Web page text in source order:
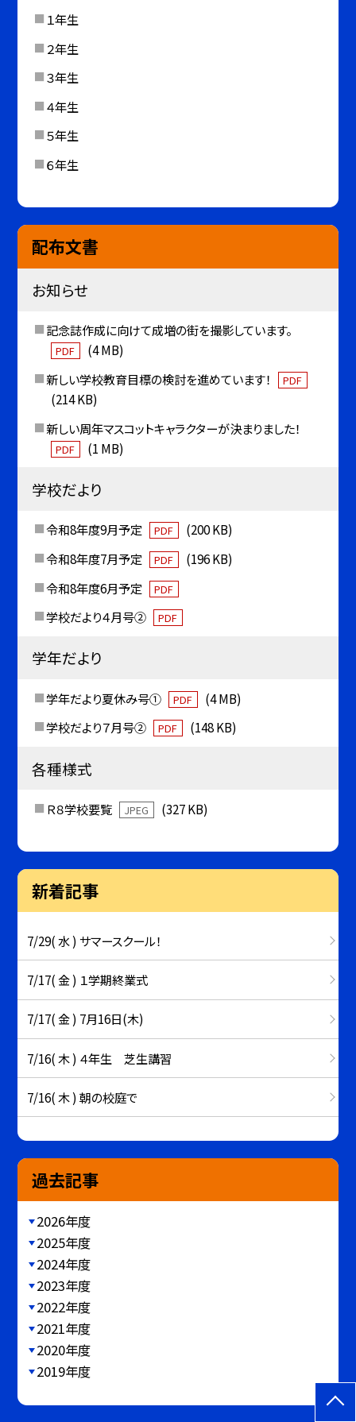
１年生
２年生
３年生
４年生
５年生
６年生
配布文書
お知らせ
記念誌作成に向けて成増の街を撮影しています。
PDF
(4 MB)
新しい学校教育目標の検討を進めています！
PDF
(214 KB)
新しい周年マスコットキャラクターが決まりました！
PDF (1 MB)
学校だより
令和8年度9月予定 PDF
(200 KB)
令和8年度7月予定
PDF
(196 KB)
令和8年度6月予定
PDF
学校だより４月号② PDF
学年だより
学年だより夏休み号① PDF
(4 MB)
学校だより７月号②
PDF (148 KB)
各種様式
Ｒ８学校要覧 JPEG (327 KB)
新着記事
7/29( 水 ) サマースクール！
7/17( 金 ) １学期終業式
7/17( 金 ) 7月16日(木)
7/16( 木 ) ４年生 芝生講習
7/16( 木 ) 朝の校庭で
過去記事
2026年度
2025年度
2024年度
2023年度
2022年度
2021年度
2020年度
2019年度